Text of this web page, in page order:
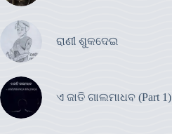
ରାଣୀ ଶୁକଦେଇ
ଏ ଜାତି ଗାଲମାଧବ (Part 1)